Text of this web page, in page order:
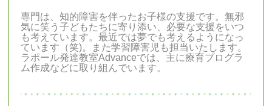
専門は、知的障害を伴ったお子様の支援です。無邪
気に笑う子どもたちに寄り添い、必要な支援をいつ
も考えています。最近では夢でも考えるようになっ
ています（笑)。また学習障害児も担当いたします。
ラポール発達教室Advanceでは、主に療育プログラ
ム作成などに取り組んでいます。